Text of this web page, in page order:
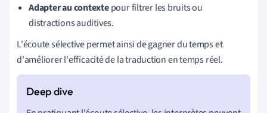
Adapter au contextepour filtrer les bruits ou
distractions auditives.
L'écoute sélective permet ainsi de gagner du temps et
d'améliorer l'efficacité de la traduction en temps réel.